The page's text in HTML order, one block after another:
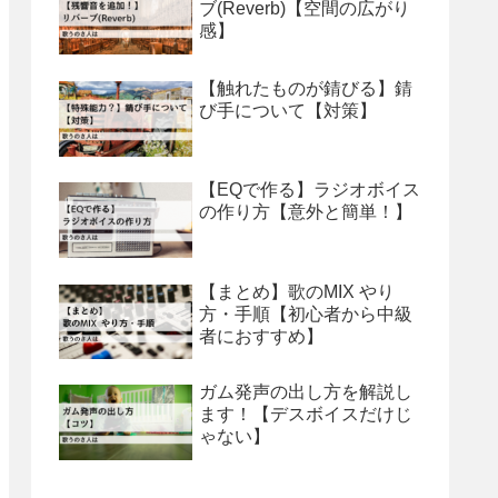
ブ(Reverb)【空間の広がり
感】
【触れたものが錆びる】錆
び手について【対策】
【EQで作る】ラジオボイス
の作り方【意外と簡単！】
【まとめ】歌のMIX やり
方・手順【初心者から中級
者におすすめ】
ガム発声の出し方を解説し
ます！【デスボイスだけじ
ゃない】